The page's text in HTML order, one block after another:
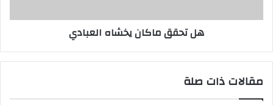
هل تحقق ماكان يخشاه العبادي
مقالات ذات صلة